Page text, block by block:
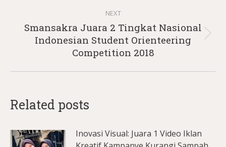
NEXT
Next
post:
Smansakra Juara 2 Tingkat Nasional
Indonesian Student Orienteering
Competition 2018
Related posts
Inovasi Visual: Juara 1 Video Iklan